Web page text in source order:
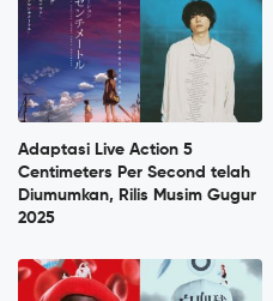
Adaptasi Live Action 5
Centimeters Per Second telah
Diumumkan, Rilis Musim Gugur
2025